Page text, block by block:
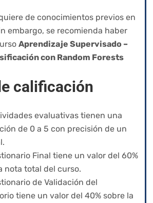
de conocimientos previos en
embargo, se recomienda haber
Aprendizaje Supervisado –
con Random Forests
calificación
evaluativas tienen una
de 0 a 5 con precisión de un
Final tiene un valor del 60%
nota total del curso.
de Validación del
tiene un valor del 40% sobre la